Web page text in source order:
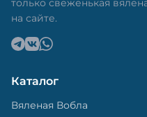
только свеженькая
на сайте.
Каталог
Вяленая Вобла